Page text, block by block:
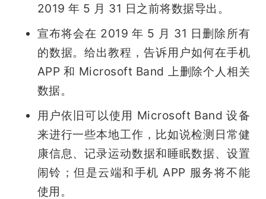
2019 年 5 月 31 日之前将数据导出。
宣布将会在 2019 年 5 月 31 日删除所有
的数据。给出教程，告诉用户如何在手机
APP 和 Microsoft Band 上删除个人相关
数据。
用户依旧可以使用 Microsoft Band 设备
来进行一些本地工作，比如说检测日常健
康信息、记录运动数据和睡眠数据、设置
闹铃；但是云端和手机 APP 服务将不能
使用。